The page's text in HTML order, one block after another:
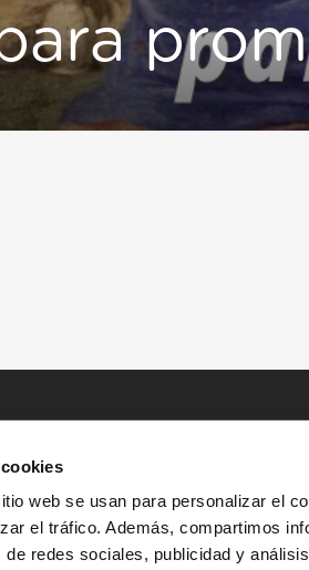
web se usan para personalizar el
el tráfico. Además, compartimos
redes sociales, publicidad y
INICIO